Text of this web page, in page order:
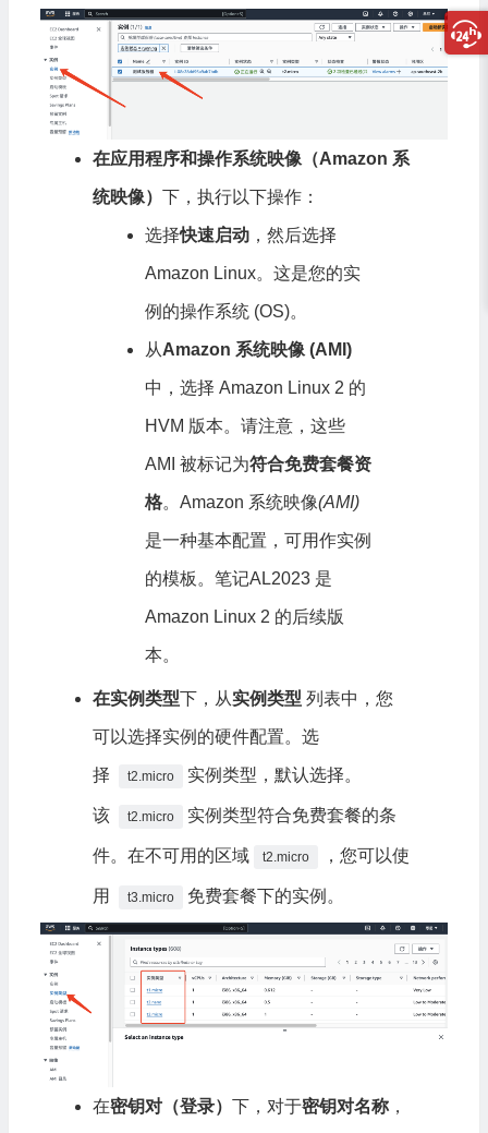
在应用程序和操作系统映像（Amazon 系
统映像） 下，执行以下操作：
选择快速启动，然后选择
Amazon Linux。这是您的实
例的操作系统 (OS)。
从Amazon 系统映像 (AMI)
中，选择 Amazon Linux 2 的
HVM 版本。请注意，这些
AMI 被标记为符合免费套餐资
格。Amazon 系统映像(AMI)
是一种基本配置，可用作实例
的模板。笔记AL2023 是
Amazon Linux 2 的后续版
本。
在实例类型下，从实例类型 列表中，您
可以选择实例的硬件配置。选
择 t2.micro 实例类型，默认选择。
该 t2.micro 实例类型符合免费套餐的条
件。在不可用的区域 t2.micro ，您可以使
用 t3.micro 免费套餐下的实例。
在密钥对（登录） 下，对于密钥对名称，